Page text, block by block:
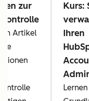
zur
Artikel
Kurs:
Ihren